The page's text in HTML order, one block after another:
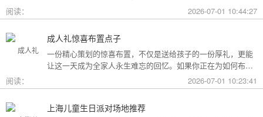
用构成参考，你可以看看哪种更贴合自己的情况。
阅读： 2026-07-01 10:44:27
成人礼惊喜布置点子
一份精心策划的惊喜布置，不仅是送给孩子的一份厚礼，更能
让这一天成为全家人永生难忘的回忆。如果你正在为如何布置
而头疼，不妨收下这份成人礼惊喜布置全攻略，从主题风格到
细节创意，帮你打造一场仪式感爆棚的成年盛典。
阅读： 2026-07-01 10:23:41
上海儿童生日派对场地推荐